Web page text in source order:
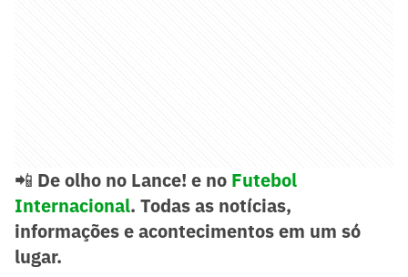
📲 De olho no Lance! e no Futebol
Internacional. Todas as notícias,
informações e acontecimentos em um só
lugar.